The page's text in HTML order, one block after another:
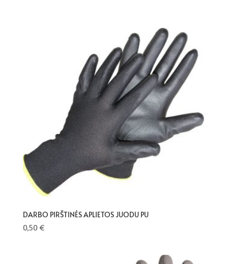
DARBO PIRŠTINĖS APLIETOS JUODU PU
0,50 €